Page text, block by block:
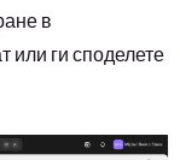
в
или ги споделете